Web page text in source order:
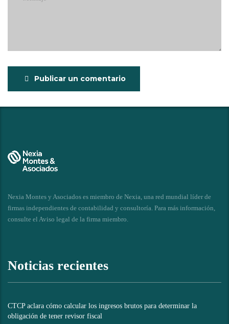
Publicar un comentario
Nexia Montes y Asociados es miembro de Nexia, una red mundial líder de
firmas independientes de contabilidad y consultoría. Para más información,
consulte el Aviso legal de la firma miembro.
Noticias recientes
CTCP aclara cómo calcular los ingresos brutos para determinar la
obligación de tener revisor fiscal